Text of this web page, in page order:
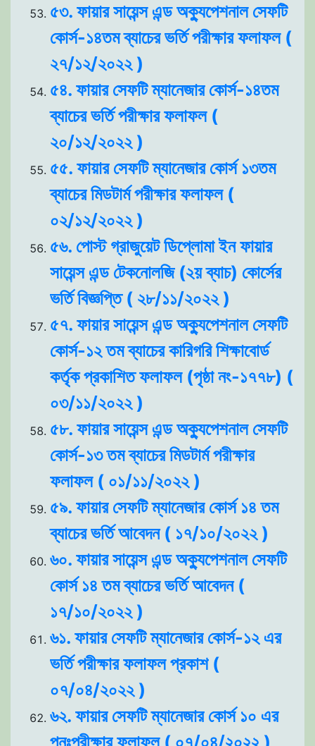
৫৩. ফায়ার সায়েন্স এন্ড অক্যুপেশনাল সেফটি
কোর্স-১৪তম ব্যাচের ভর্তি পরীক্ষার ফলাফল (
২৭/১২/২০২২ )
৫৪. ফায়ার সেফটি ম্যানেজার কোর্স-১৪তম
ব্যাচের ভর্তি পরীক্ষার ফলাফল (
২০/১২/২০২২ )
৫৫. ফায়ার সেফটি ম্যানেজার কোর্স ১৩তম
ব্যাচের মিডটার্ম পরীক্ষার ফলাফল (
০২/১২/২০২২ )
৫৬. পোস্ট গ্রাজুয়েট ডিপ্লোমা ইন ফায়ার
সায়েন্স এন্ড টেকনোলজি (২য় ব্যাচ) কোর্সের
ভর্তি বিজ্ঞপ্তি ( ২৮/১১/২০২২ )
৫৭. ফায়ার সায়েন্স এন্ড অক্যুপেশনাল সেফটি
কোর্স-১২ তম ব্যাচের কারিগরি শিক্ষাবোর্ড
কর্তৃক প্রকাশিত ফলাফল (পৃষ্ঠা নং-১৭৭৮) (
০৩/১১/২০২২ )
৫৮. ফায়ার সায়েন্স এন্ড অক্যুপেশনাল সেফটি
কোর্স-১৩ তম ব্যাচের মিডটার্ম পরীক্ষার
ফলাফল ( ০১/১১/২০২২ )
৫৯. ফায়ার সেফটি ম্যানেজার কোর্স ১৪ তম
ব্যাচের ভর্তি আবেদন ( ১৭/১০/২০২২ )
৬০. ফায়ার সায়েন্স এন্ড অক্যুপেশনাল সেফটি
কোর্স ১৪ তম ব্যাচের ভর্তি আবেদন (
১৭/১০/২০২২ )
৬১. ফায়ার সেফটি ম্যানেজার কোর্স-১২ এর
ভর্তি পরীক্ষার ফলাফল প্রকাশ (
০৭/০৪/২০২২ )
৬২. ফায়ার সেফটি ম্যানেজার কোর্স ১০ এর